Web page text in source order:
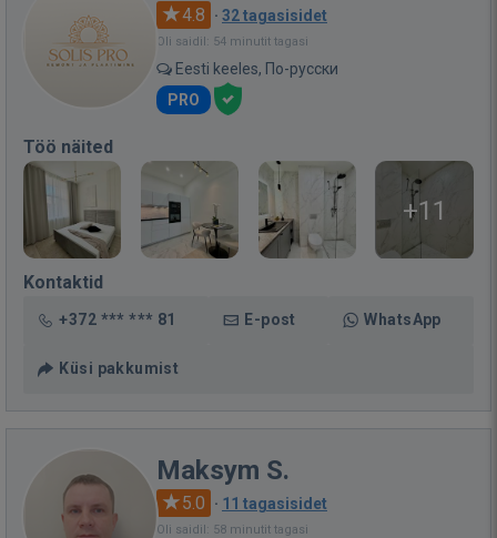
4.8 · 32 tagasisidet
Oli saidil: 54 minutit tagasi
Eesti keeles, По-русски
PRO
Töö näited
+11
Kontaktid
+372 *** *** 81 E-post WhatsApp
Küsi pakkumist
Maksym S.
5.0 · 11 tagasisidet
Oli saidil: 58 minutit tagasi